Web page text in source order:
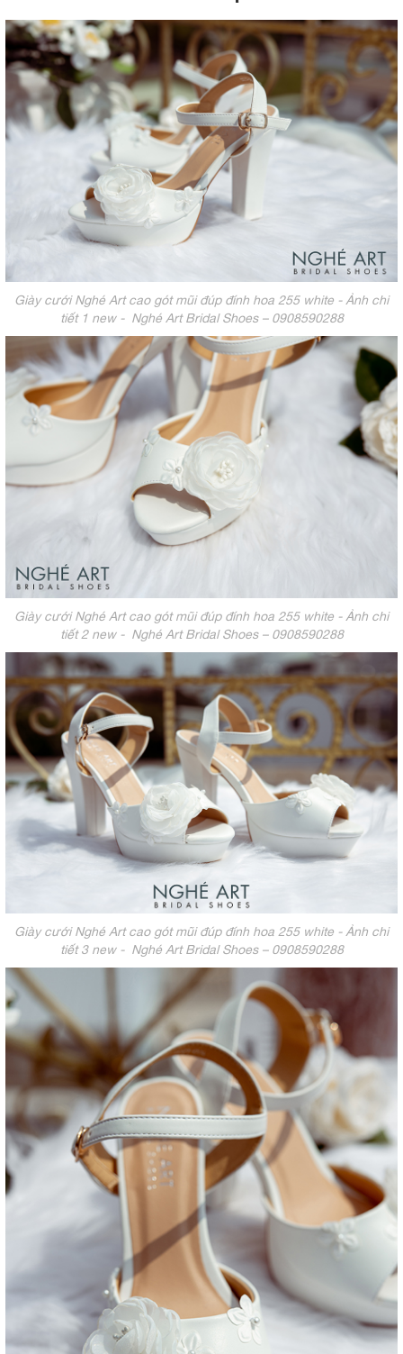
Giày cưới Nghé Art cao gót mũi đúp đính hoa 255 white - Ảnh chi
tiết 1 new - Nghé Art Bridal Shoes – 0908590288
Giày cưới Nghé Art cao gót mũi đúp đính hoa 255 white - Ảnh chi
tiết 2 new - Nghé Art Bridal Shoes – 0908590288
Giày cưới Nghé Art cao gót mũi đúp đính hoa 255 white - Ảnh chi
tiết 3 new - Nghé Art Bridal Shoes – 0908590288